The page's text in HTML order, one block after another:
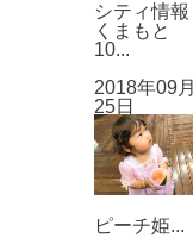
シティ情報
くまもと
10...
2018年09月
25日
ピーチ姫...